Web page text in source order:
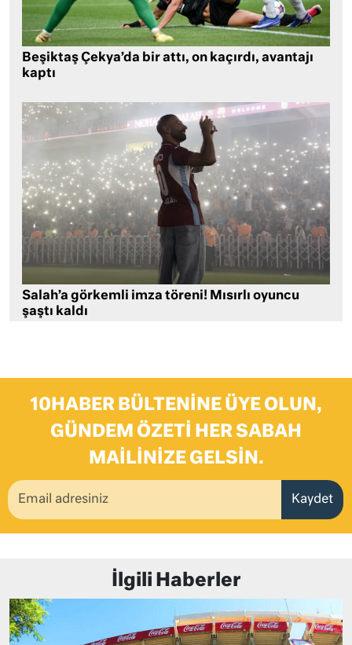
Beşiktaş Çekya’da bir attı, on kaçırdı, avantajı
kaptı
Salah’a görkemli imza töreni! Mısırlı oyuncu
şaştı kaldı
10HABER BÜLTENINE ÜYE OLUN,
GÜNDEM ÖZETI HER SABAH
MAILINIZE GELSIN.
Kaydet
İlgili Haberler